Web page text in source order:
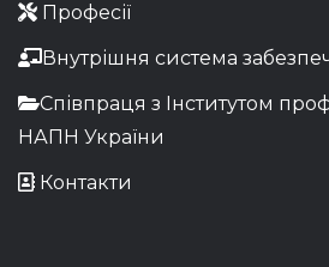
Професії
Внутрішня система
Співпраця з Інститутом
НАПН України
Контакти